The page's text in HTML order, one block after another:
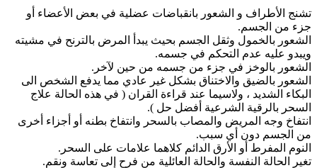
الأطراف و الشعور بانقباضات عضلية في بعض الأعضاء أو
من الجسم.
بالخمول وثقل الجسم بحيث يبدأ المرض بالترنح في مشيته
عليه عدم التحكم في جسمه.
بالوخز في جزء من جسمه من حين لآخر.
بالضيق والاختناق بشكل غير عادي مما يدفع الشخص الى
الشديد ، ولاسيما عند قراءة القران ( في هذه الحالة علاج
بالرقية الشرعية أفضل حل ).
وجه المريض والمصاب بالسحر وانتفاخ بطنه أو أجزاء أخرى
الجسم دون أي سبب.
المفرط أو الأرق الدائم كلاهما علامات على السحر.
الحالة النفسة والحالة العائلية من فرح إلى تعاسة ونقم.